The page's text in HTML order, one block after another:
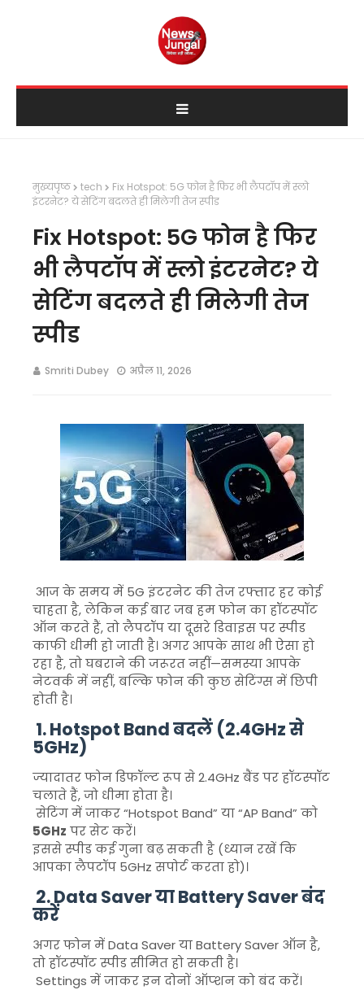
मुख्यपृष्ठ tech
Fix Hotspot: 5G फोन है फिर भी लैपटॉप में स्लो
इंटरनेट? ये सेटिंग बदलते ही मिलेगी तेज स्पीड
Fix Hotspot: 5G फोन है फिर
भी लैपटॉप में स्लो इंटरनेट? ये
सेटिंग बदलते ही मिलेगी तेज
स्पीड
Smriti Dubey अप्रैल 11, 2026
आज के समय में 5G इंटरनेट की तेज रफ्तार हर कोई
चाहता है, लेकिन कई बार जब हम फोन का हॉटस्पॉट
ऑन करते हैं, तो लैपटॉप या दूसरे डिवाइस पर स्पीड
काफी धीमी हो जाती है। अगर आपके साथ भी ऐसा हो
रहा है, तो घबराने की जरूरत नहीं—समस्या आपके
नेटवर्क में नहीं, बल्कि फोन की कुछ सेटिंग्स में छिपी
होती है।
1. Hotspot Band बदलें (2.4GHz से
5GHz)
ज्यादातर फोन डिफॉल्ट रूप से 2.4GHz बैंड पर हॉटस्पॉट
चलाते हैं, जो धीमा होता है।
सेटिंग में जाकर “Hotspot Band” या “AP Band” को
5GHz पर सेट करें।
इससे स्पीड कई गुना बढ़ सकती है (ध्यान रखें कि
आपका लैपटॉप 5GHz सपोर्ट करता हो)।
2. Data Saver या Battery Saver बंद
करें
अगर फोन में Data Saver या Battery Saver ऑन है,
तो हॉटस्पॉट स्पीड सीमित हो सकती है।
Settings में जाकर इन दोनों ऑप्शन को बंद करें।